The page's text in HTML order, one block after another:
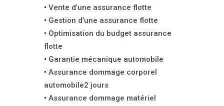
Vente d’une assurance flotte
Gestion d’une assurance flotte
Optimisation du budget assurance
flotte
Garantie mécanique automobile
Assurance dommage corporel
automobile2 jours
Assurance dommage matériel